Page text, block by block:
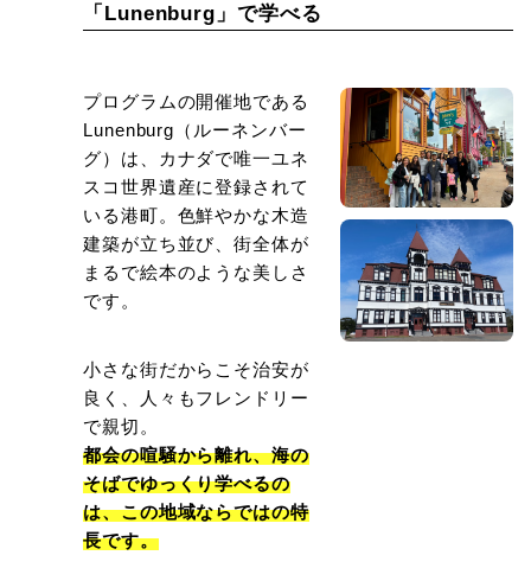
「Lunenburg」で学べる
プログラムの開催地である
Lunenburg（ルーネンバー
グ）は、カナダで唯一ユネ
スコ世界遺産に登録されて
いる港町。色鮮やかな木造
建築が立ち並び、街全体が
まるで絵本のような美しさ
です。
小さな街だからこそ治安が
良く、人々もフレンドリー
で親切。
都会の喧騒から離れ、海の
そばでゆっくり学べるの
は、この地域ならではの特
長です。